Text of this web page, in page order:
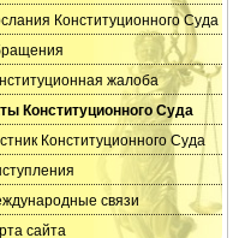
Конституционного Суда
жалоба
Конституционного Суда
Конституционного Суда
связи
сайта